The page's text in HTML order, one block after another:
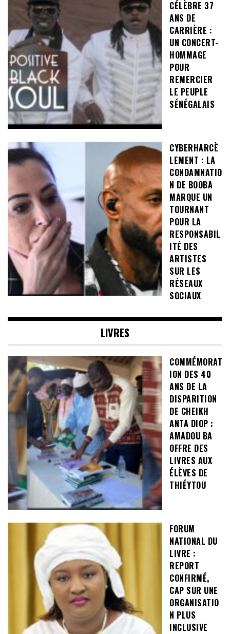
CÉLÈBRE 37
ANS DE
CARRIÈRE :
UN CONCERT-
HOMMAGE
POUR
REMERCIER
LE PEUPLE
SÉNÉGALAIS
CYBERHARCÈ
LEMENT : LA
CONDAMNATIO
N DE BOOBA
MARQUE UN
TOURNANT
POUR LA
RESPONSABIL
ITÉ DES
ARTISTES
SUR LES
RÉSEAUX
SOCIAUX
LIVRES
COMMÉMORAT
ION DES 40
ANS DE LA
DISPARITION
DE CHEIKH
ANTA DIOP :
AMADOU BA
OFFRE DES
LIVRES AUX
ÉLÈVES DE
THIÉYTOU
FORUM
NATIONAL DU
LIVRE :
REPORT
CONFIRMÉ,
CAP SUR UNE
ORGANISATIO
N PLUS
INCLUSIVE